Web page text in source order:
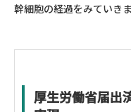
幹細胞の経過をみていきま
厚生労働省届出